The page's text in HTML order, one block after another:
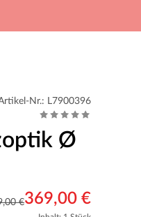
Nr.: L7900396
Ø
€369,00 €